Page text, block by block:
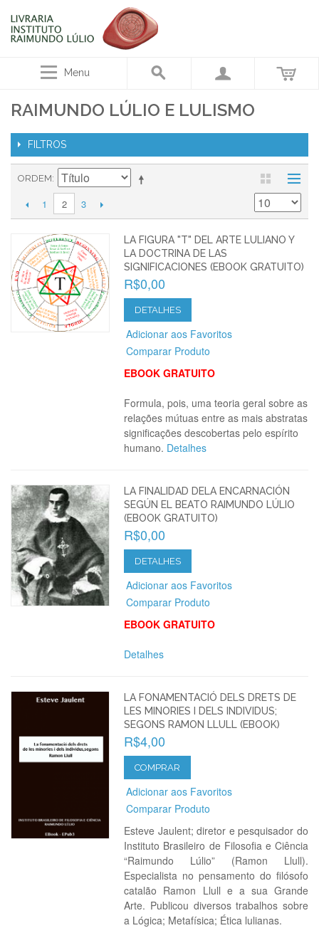
Menu
RAIMUNDO LÚLIO E LULISMO
FILTROS
ORDEM
1 2 3
LA FIGURA "T" DEL ARTE LULIANO Y
LA DOCTRINA DE LAS
SIGNIFICACIONES (EBOOK GRATUITO)
R$0,00
DETALHES
Adicionar aos Favoritos
Comparar Produto
EBOOK GRATUITO
Formula, pois, uma teoria geral sobre as
relações mútuas entre as mais abstratas
significações descobertas pelo espírito
humano. Detalhes
LA FINALIDAD DELA ENCARNACIÓN
SEGÚN EL BEATO RAIMUNDO LÚLIO
(EBOOK GRATUITO)
R$0,00
DETALHES
Adicionar aos Favoritos
Comparar Produto
EBOOK GRATUITO
Detalhes
LA FONAMENTACIÓ DELS DRETS DE
LES MINORIES I DELS INDIVIDUS;
SEGONS RAMON LLULL (EBOOK)
R$4,00
COMPRAR
Adicionar aos Favoritos
Comparar Produto
Esteve Jaulent; diretor e pesquisador do
Instituto Brasileiro de Filosofia e Ciência
“Raimundo Lúlio” (Ramon Llull).
Especialista no pensamento do filósofo
catalão Ramon Llull e a sua Grande
Arte. Publicou diversos trabalhos sobre
a Lógica; Metafísica; Ética lulianas.